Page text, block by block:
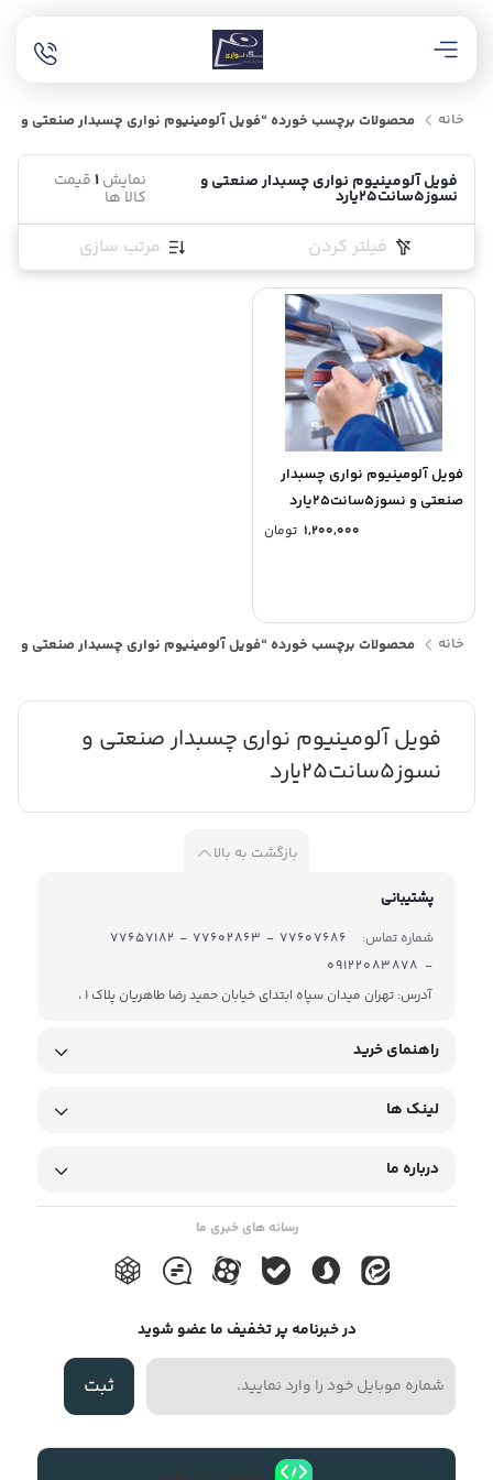
خانه محصولات برچسب خورده “فویل آلومینیوم نواری چسبدار صنعتی و
فویل آلومینیوم نواری چسبدار صنعتی و
نسوز5سانت25یارد
نمایش1قیمت
کالا ها
فیلتر کردن مرتب سازی
فویل آلومینیوم نواری چسبدار
صنعتی و نسوز5سانت25یارد
1,200,000 تومان
خانه محصولات برچسب خورده “فویل آلومینیوم نواری چسبدار صنعتی و
فویل آلومینیوم نواری چسبدار صنعتی و
نسوز5سانت25یارد
بازگشت به بالا
پشتیبانی
شماره تماس:
- 09122083878
آدرس: تهران میدان سپاه ابتدای خیابان حمید رضا طاهریان پلاک 1 ،
راهنمای خرید
لینک ها
درباره ما
رسانه های خبری ما
در خبرنامه پر تخفیف ما عضو شوید
ثبت